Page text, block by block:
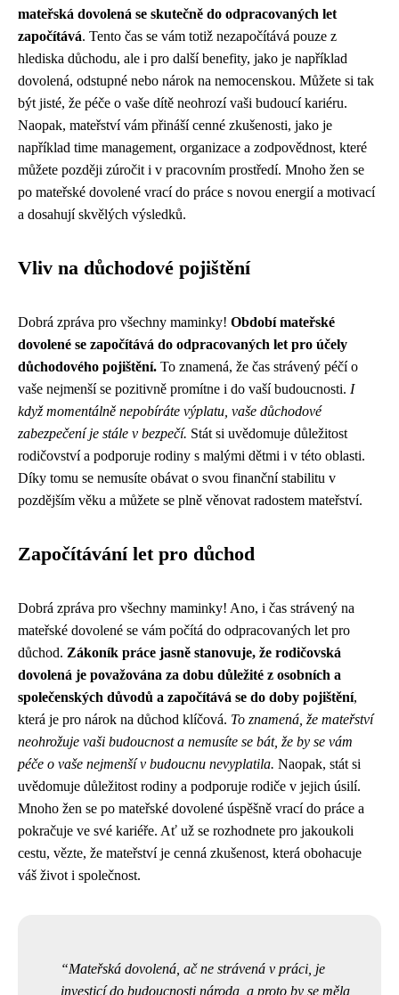
mateřská dovolená se skutečně do odpracovaných let
započítává. Tento čas se vám totiž nezapočítává pouze z
hlediska důchodu, ale i pro další benefity, jako je například
dovolená, odstupné nebo nárok na nemocenskou. Můžete si tak
být jisté, že péče o vaše dítě neohrozí vaši budoucí kariéru.
Naopak, mateřství vám přináší cenné zkušenosti, jako je
například time management, organizace a zodpovědnost, které
můžete později zúročit i v pracovním prostředí. Mnoho žen se
po mateřské dovolené vrací do práce s novou energií a motivací
a dosahují skvělých výsledků.
Vliv na důchodové pojištění
Dobrá zpráva pro všechny maminky! Období mateřské
dovolené se započítává do odpracovaných let pro účely
důchodového pojištění. To znamená, že čas strávený péčí o
vaše nejmenší se pozitivně promítne i do vaší budoucnosti. I
když momentálně nepobíráte výplatu, vaše důchodové
zabezpečení je stále v bezpečí. Stát si uvědomuje důležitost
rodičovství a podporuje rodiny s malými dětmi i v této oblasti.
Díky tomu se nemusíte obávat o svou finanční stabilitu v
pozdějším věku a můžete se plně věnovat radostem mateřství.
Započítávání let pro důchod
Dobrá zpráva pro všechny maminky! Ano, i čas strávený na
mateřské dovolené se vám počítá do odpracovaných let pro
důchod. Zákoník práce jasně stanovuje, že rodičovská
dovolená je považována za dobu důležité z osobních a
společenských důvodů a započítává se do doby pojištění,
která je pro nárok na důchod klíčová. To znamená, že mateřství
neohrožuje vaši budoucnost a nemusíte se bát, že by se vám
péče o vaše nejmenší v budoucnu nevyplatila. Naopak, stát si
uvědomuje důležitost rodiny a podporuje rodiče v jejich úsilí.
Mnoho žen se po mateřské dovolené úspěšně vrací do práce a
pokračuje ve své kariéře. Ať už se rozhodnete pro jakoukoli
cestu, vězte, že mateřství je cenná zkušenost, která obohacuje
váš život i společnost.
Mateřská dovolená, ač ne strávená v práci, je
investicí do budoucnosti národa, a proto by se měla